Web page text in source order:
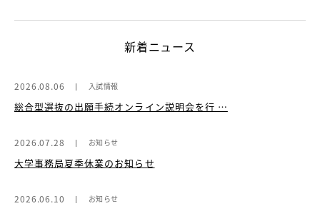
新着ニュース
2026.08.06 入試情報
総合型選抜の出願手続オンライン説明会を行 …
2026.07.28 お知らせ
大学事務局夏季休業のお知らせ
2026.06.10 お知らせ